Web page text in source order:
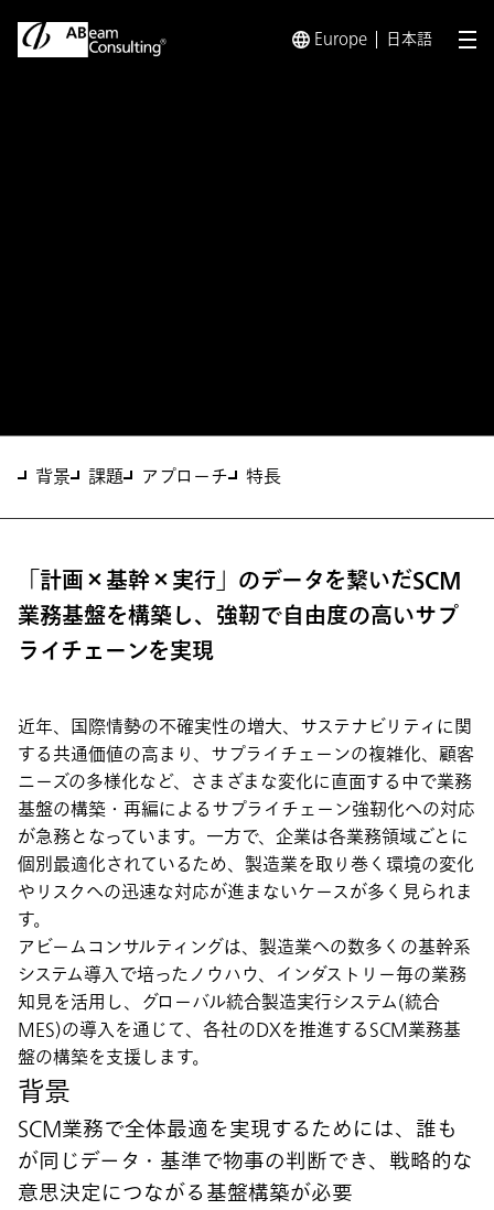
Europe 日本語 メ
背景 課題 アプローチ 特長
「計画×基幹×実行」のデータを繋いだSCM
業務基盤を構築し、強靭で自由度の高いサプ
ライチェーンを実現
近年、国際情勢の不確実性の増大、サステナビリティに関
する共通価値の高まり、サプライチェーンの複雑化、顧客
ニーズの多様化など、さまざまな変化に直面する中で業務
基盤の構築・再編によるサプライチェーン強靭化への対応
が急務となっています。一方で、企業は各業務領域ごとに
個別最適化されているため、製造業を取り巻く環境の変化
やリスクへの迅速な対応が進まないケースが多く見られま
す。
アビームコンサルティングは、製造業への数多くの基幹系
システム導入で培ったノウハウ、インダストリー毎の業務
知見を活用し、グローバル統合製造実行システム(統合
MES)の導入を通じて、各社のDXを推進するSCM業務基
盤の構築を支援します。
背景
SCM業務で全体最適を実現するためには、誰も
が同じデータ・基準で物事の判断でき、戦略的な
意思決定につながる基盤構築が必要